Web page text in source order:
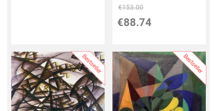
€153.00
€88.74
Bestseller Bestseller